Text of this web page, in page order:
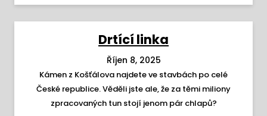
Drtící linka
Říjen 8, 2025
Kámen z Košťálova najdete ve stavbách po celé
České republice. Věděli jste ale, že za těmi miliony
zpracovaných tun stojí jenom pár chlapů?